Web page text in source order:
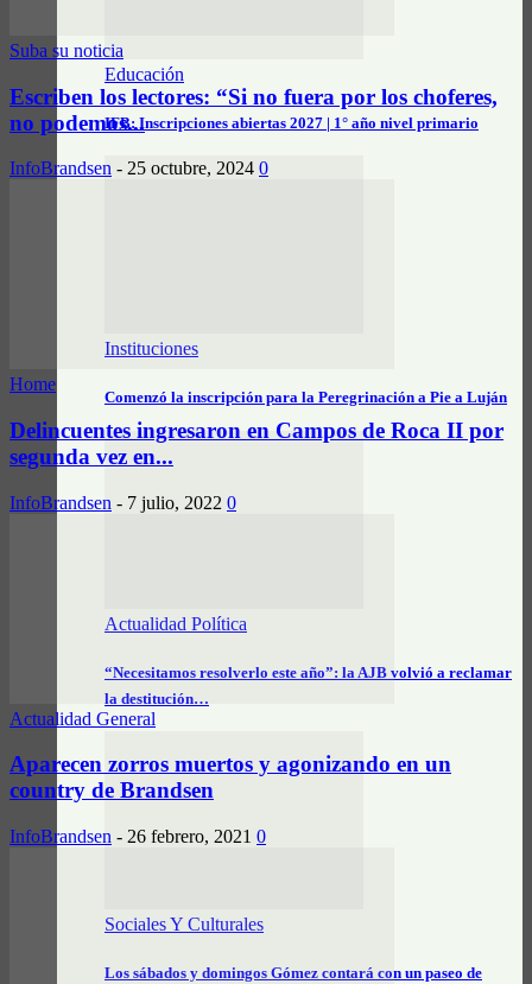
Educación
IFB: Inscripciones abiertas 2027 | 1° año nivel primario
Instituciones
Comenzó la inscripción para la Peregrinación a Pie a Luján
Actualidad Política
“Necesitamos resolverlo este año”: la AJB volvió a reclamar
la destitución…
Sociales Y Culturales
Los sábados y domingos Gómez contará con un paseo de
Suba su noticia
Escriben los lectores: “Si no fuera por los choferes,
no podemos...
InfoBrandsen - 25 octubre, 2024 0
Home
Delincuentes ingresaron en Campos de Roca II por
segunda vez en...
InfoBrandsen - 7 julio, 2022 0
Actualidad General
Aparecen zorros muertos y agonizando en un
country de Brandsen
InfoBrandsen - 26 febrero, 2021 0